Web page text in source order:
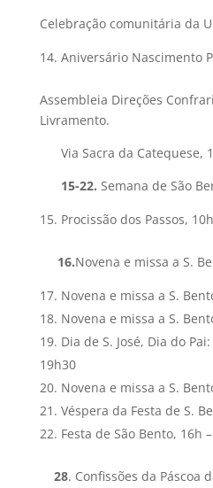
Celebração comunitária da
Aniversário Nascimento
Assembleia Direções
Livramento.
Via Sacra da Catequese,
15-22. Semana de São
Procissão dos Passos,
16.Novena e missa a S.
Novena e missa a S.
Novena e missa a S.
Dia de S. José, Dia do
19h30
Novena e missa a S.
Véspera da Festa de S.
Festa de São Bento, 16h
28. Confissões da Páscoa